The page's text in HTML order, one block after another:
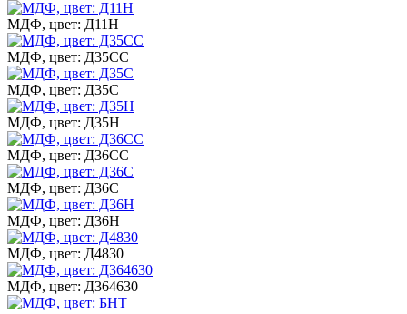
МДФ, цвет: Д11Н
МДФ, цвет: Д35СС
МДФ, цвет: Д35С
МДФ, цвет: Д35Н
МДФ, цвет: Д36СС
МДФ, цвет: Д36С
МДФ, цвет: Д36Н
МДФ, цвет: Д4830
МДФ, цвет: Д364630